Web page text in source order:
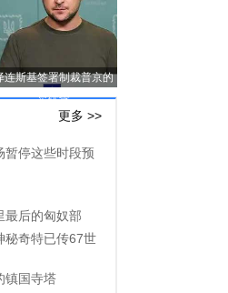
连斯基签署制裁普京的
总统令
更多 >>
暂停这些时段预
最后的匈奴部
秘奇特已传67世
镇国寺塔